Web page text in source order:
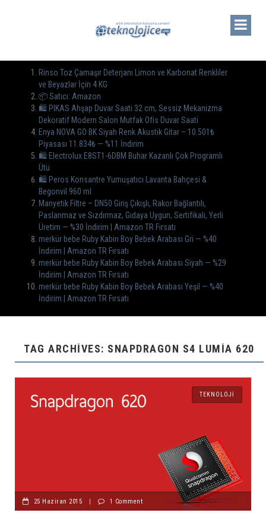
Rinso Toz Çamaşır Deterjanı Limon ve Karbonat Renkliler
ve Beyazlar İçin 4 KG
📦 Satıcı: Amazon
🛍️ PIKAS Ahşap Duvar Saati 32 cm, Sessiz Mekanizma
Dekoratif Modern Salon Mutfak Ofis Duvar Saati
Enya NOVA GO BK Siyah Renk Akustik Gitar – 10.501₺
Piyasası 11.834₺ — %11 İndirim
🛍 Electrolux E8ST1-6DBM Buhar Kazanlı Çok Programlı
Ütü
🛍️ Peros Konsantre Yumuşatıcı Lavanta Bahçesi &
Begonvil 960 ml
Manyetik Filtre – DN50 Giriş Çıkışlı, Rakor Bağlantılı,
Paslanmaz ve Sızdırmaz, Gıdaya Uygun, Sertifikalı, Yerli
Üretim — %30 İndirim | Amazon TR Fırsatı
merkür bebe Ruby Kabin Boy Bebek Arabası Gri — %40
İndirim | Amazon TR Fırsatı
merkür bebe Ruby Kabin Boy Bebek Arabası Siyah — %29
İndirim | Amazon TR Fırsatı
merkür bebe Ruby Kabin Boy Bebek Arabası Yeşil — %40
İndirim | Amazon TR Fırsatı
TAG ARCHIVES: SNAPDRAGON S4 LUMIA 620
TEKNOLOJI
25 Haziran 2015 | 1 Comment